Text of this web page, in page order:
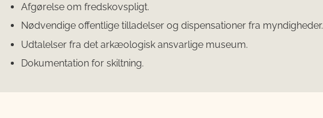
Afgørelse om fredskovspligt.
Nødvendige offentlige tilladelser og dispensationer fra myndigheder.
Udtalelser fra det arkæologisk ansvarlige museum.
Dokumentation for skiltning.